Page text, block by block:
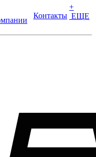
Контакты
+
ЕЩЕ